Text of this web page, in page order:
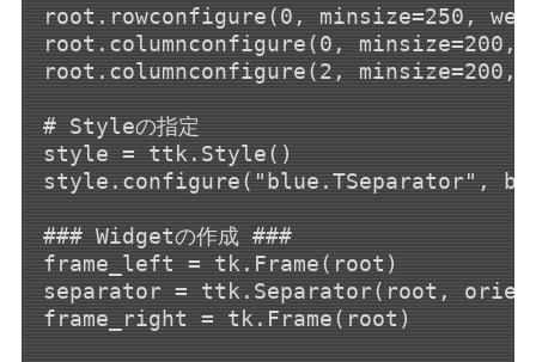
root.rowconfigure(0, minsize=250,
root.columnconfigure(0, minsize=200,
root.columnconfigure(2, minsize=200,
# Styleの指定
style = ttk.Style()
style.configure("blue.TSeparator",
### Widgetの作成 ###
frame_left = tk.Frame(root)
separator = ttk.Separator(root,
frame_right = tk.Frame(root)